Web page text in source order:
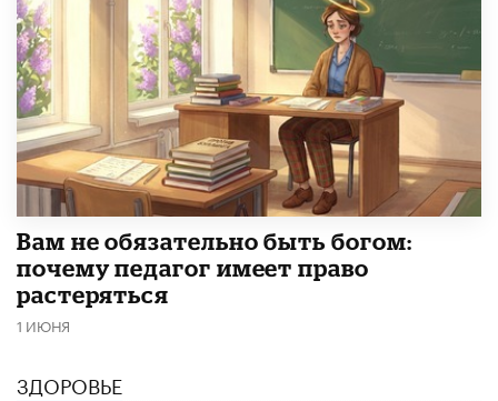
​Вам не обязательно быть богом:
почему педагог имеет право
растеряться
1 ИЮНЯ
ЗДОРОВЬЕ